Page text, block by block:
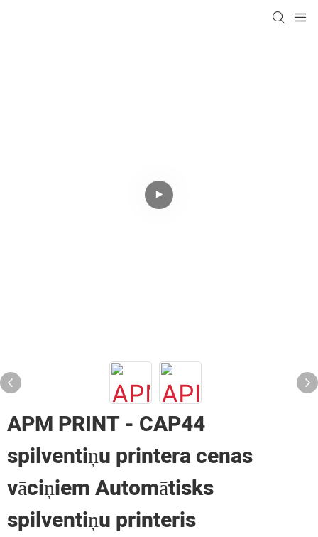
APM PRINT - CAP44
spilventiņu printera cenas
vāciņiem Automātisks
spilventiņu printeris